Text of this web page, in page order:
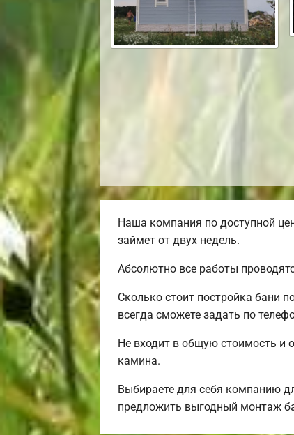
Наша компания по доступной
займет от двух недель.
Абсолютно все работы
Сколько стоит постройка бани
всегда сможете задать по
Не входит в общую стоимость и
камина.
Выбираете для себя компанию
предложить выгодный монтаж